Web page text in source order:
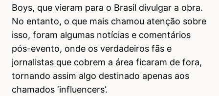
Boys, que vieram para o Brasil divulgar a obra.
No entanto, o que mais chamou atenção sobre
isso, foram algumas notícias e comentários
pós-evento, onde os verdadeiros fãs e
jornalistas que cobrem a área ficaram de fora,
tornando assim algo destinado apenas aos
chamados ‘influencers’.